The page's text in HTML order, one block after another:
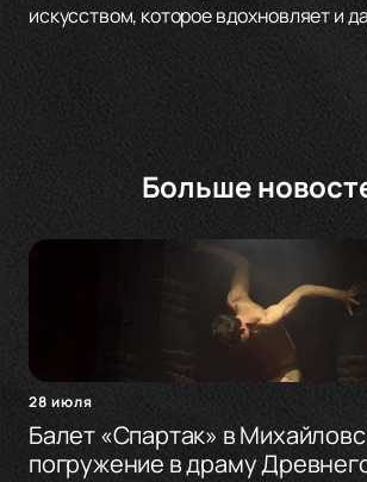
искусством, которое вдохновляет и
Больше
28 июля
Балет «Спартак» в
погружение в драму